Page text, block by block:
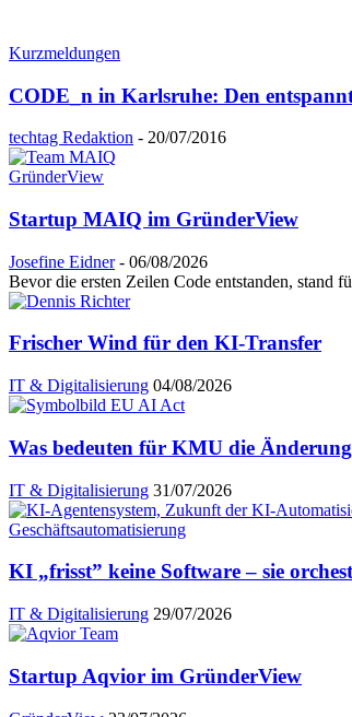
Kurzmeldungen
CODE_n in Karlsruhe: Den
techtag Redaktion - 20/07/2016
GründerView
Startup MAIQ im GründerView
Josefine Eidner - 06/08/2026
Bevor die ersten Zeilen Code entstanden, stand
Frischer Wind für den KI-Transfer
IT & Digitalisierung 04/08/2026
Was bedeuten für KMU die
IT & Digitalisierung 31/07/2026
KI „frisst” keine Software – sie
IT & Digitalisierung 29/07/2026
Startup Aqvior im GründerView